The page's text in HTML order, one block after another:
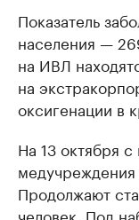
Показатель
населения —
на ИВЛ
на
оксигенации в
На 13 октября
медучреждения
Продолжают
человек. Под